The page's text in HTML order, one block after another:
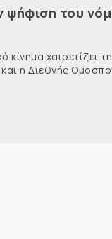
ψήφιση του
χαιρετίζει
η Διεθνής